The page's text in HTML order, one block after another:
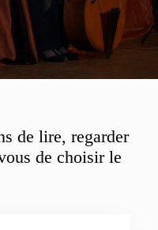
de lire, regarder
de choisir le